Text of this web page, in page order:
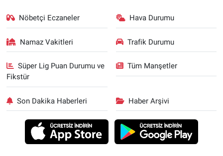
Nöbetçi Eczaneler Hava Durumu
Namaz Vakitleri Trafik Durumu
Süper Lig Puan Durumu ve
Fikstür
Tüm Manşetler
Son Dakika Haberleri Haber Arşivi